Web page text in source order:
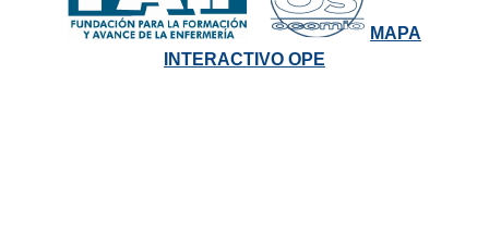
MAPA
INTERACTIVO OPE